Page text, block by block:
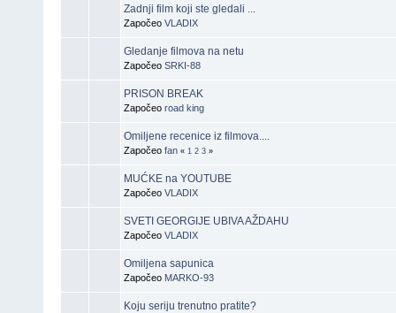
Zadnji film koji ste gledali ...
Započeo VLADIX
Gledanje filmova na netu
Započeo SRKI-88
PRISON BREAK
Započeo road king
Omiljene recenice iz filmova....
Započeo fan « 1 2 3 »
MUĆKE na YOUTUBE
Započeo VLADIX
SVETI GEORGIJE UBIVA AŽDAHU
Započeo VLADIX
Omiljena sapunica
Započeo MARKO-93
Koju seriju trenutno pratite?